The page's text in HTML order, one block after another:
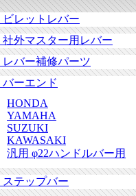
ビレットレバー
社外マスター用レバー
レバー補修パーツ
バーエンド
HONDA
YAMAHA
SUZUKI
KAWASAKI
汎用 φ22ハンドルバー用
ステップバー